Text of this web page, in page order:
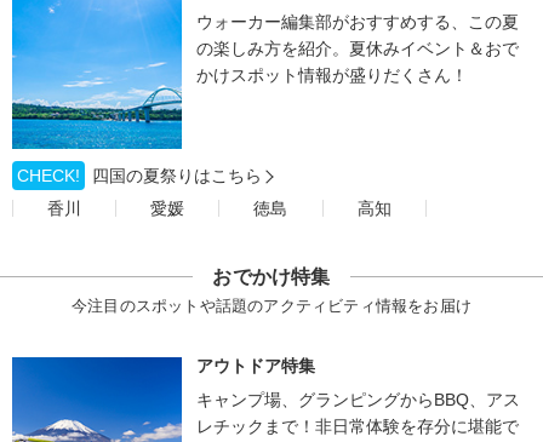
ウォーカー編集部がおすすめする、この夏
の楽しみ方を紹介。夏休みイベント＆おで
かけスポット情報が盛りだくさん！
CHECK!
四国の夏祭りはこちら
香川
愛媛 徳島 高知
おでかけ特集
今注目のスポットや話題のアクティビティ情報をお届け
アウトドア特集
キャンプ場、グランピングからBBQ、アス
レチックまで！非日常体験を存分に堪能で